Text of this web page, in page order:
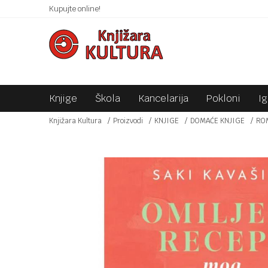
Kupujte online!SIGURNO PLAĆANJE PLATNIM KARTICAMA!
Knjige Škola Kancelarija Pokloni
Knjižara Kultura Proizvodi KNJIGE DOMAĆE KNJIGE